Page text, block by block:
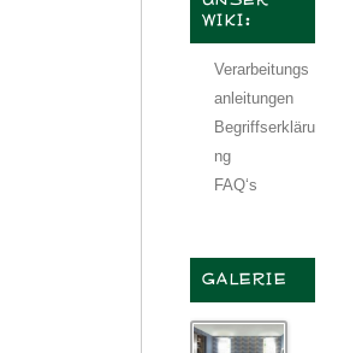
WIKI:
Verarbeitungs
anleitungen
Begriffserkläru
ng
FAQ‘s
GALERIE